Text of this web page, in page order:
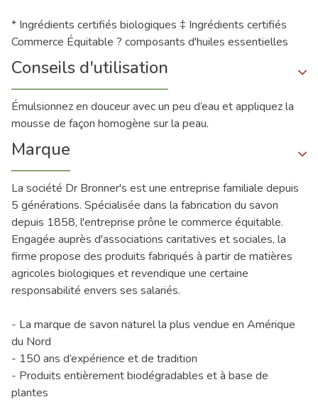
* Ingrédients certifiés biologiques ‡ Ingrédients certifiés
Commerce Équitable ? composants d'huiles essentielles
Conseils d'utilisation
Émulsionnez en douceur avec un peu d’eau et appliquez la
mousse de façon homogène sur la peau.
Marque
La société Dr Bronner's est une entreprise familiale depuis
5 générations. Spécialisée dans la fabrication du savon
depuis 1858, l'entreprise prône le commerce équitable.
Engagée auprès d'associations caritatives et sociales, la
firme propose des produits fabriqués à partir de matières
agricoles biologiques et revendique une certaine
responsabilité envers ses salariés.
- La marque de savon naturel la plus vendue en Amérique
du Nord
- 150 ans d’expérience et de tradition
- Produits entièrement biodégradables et à base de
plantes